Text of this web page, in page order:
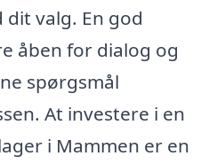
valg. En god
åben for dialog og
spørgsmål
At investere i en
i Mammen er en